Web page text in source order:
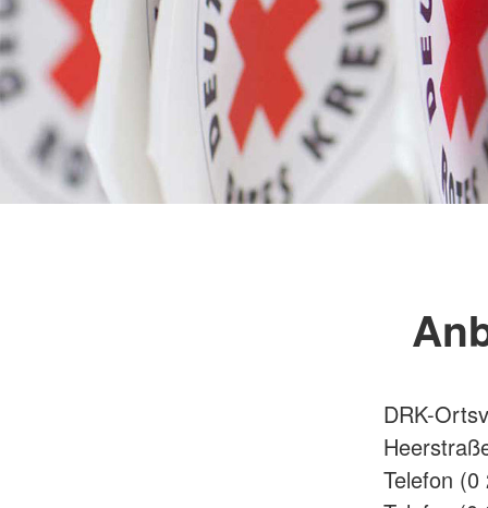
DRK-
Telefon